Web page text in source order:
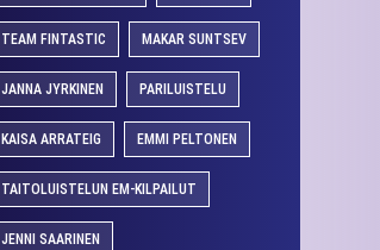
TEAM FINTASTIC MAKAR SUNTSEV
JANNA JYRKINEN PARILUISTELU
KAISA ARRATEIG EMMI PELTONEN
TAITOLUISTELUN EM-KILPAILUT
JENNI SAARINEN